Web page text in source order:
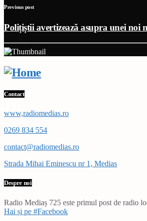
Previous post
Polițiștii avertizează asupra unei noi
Contact
www,radiomedias.ro
0269 834 554
contact@radiomedias.ro
Strada Mihai Eminescu nr 1, Medias
Despre noi
Radio Mediaș 725 este primul post de radio
Hai și pe #Facebook